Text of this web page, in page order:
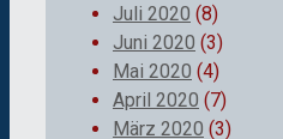
Juli 2020 (8)
Juni 2020 (3)
Mai 2020 (4)
April 2020 (7)
März 2020 (3)